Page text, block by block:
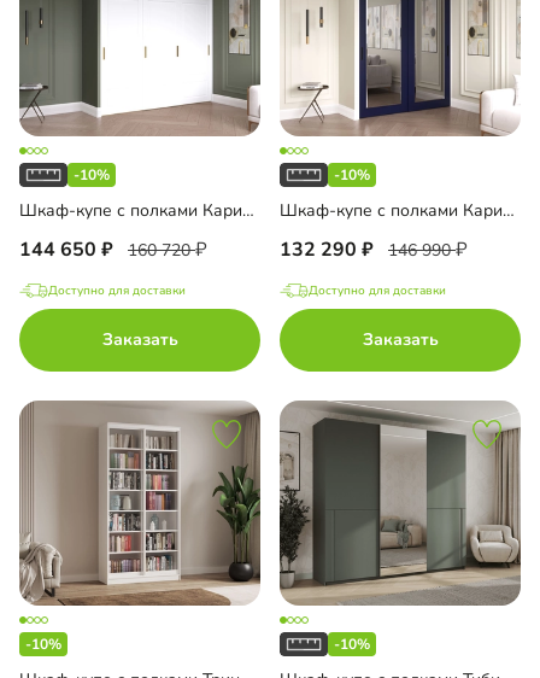
-10%
Шкаф-купе с полками Карини-3-7
144 650 160 720
Доступно для доставки
Заказать
-10%
Шкаф-купе с полками Карини-2-2
132 290 146 990
Доступно для доставки
Заказать
-10% -10%